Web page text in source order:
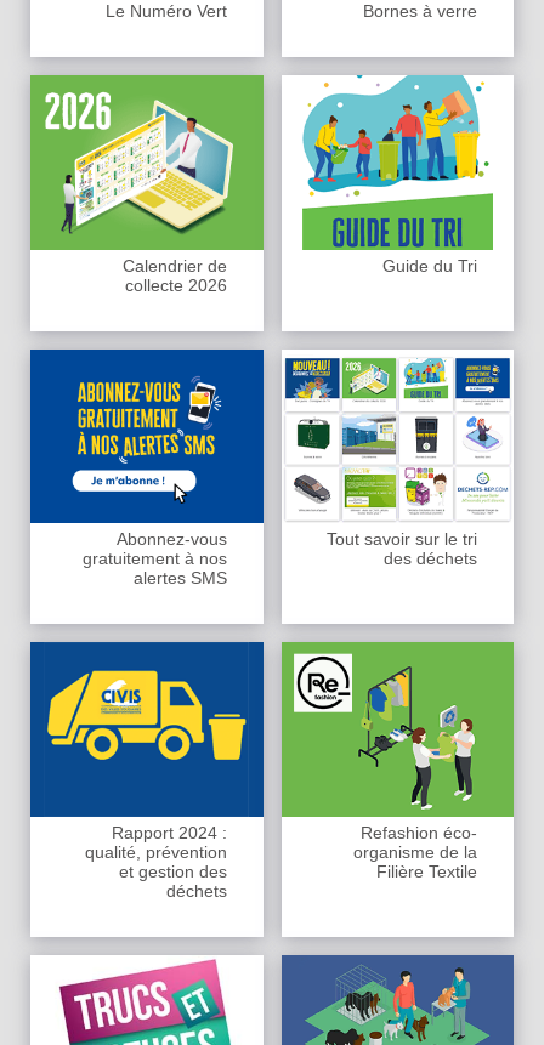
Le Numéro Vert Bornes à verre
Calendrier de
collecte 2026
Guide du Tri
Abonnez-vous
gratuitement à nos
alertes SMS
Tout savoir sur le tri
des déchets
Rapport 2024 :
qualité, prévention
et gestion des
déchets
Refashion éco-
organisme de la
Filière Textile